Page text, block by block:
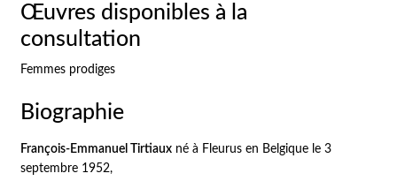
Œuvres disponibles à la
consultation
Femmes prodiges
Biographie
François-Emmanuel Tirtiaux né à Fleurus en Belgique le 3
septembre 1952,